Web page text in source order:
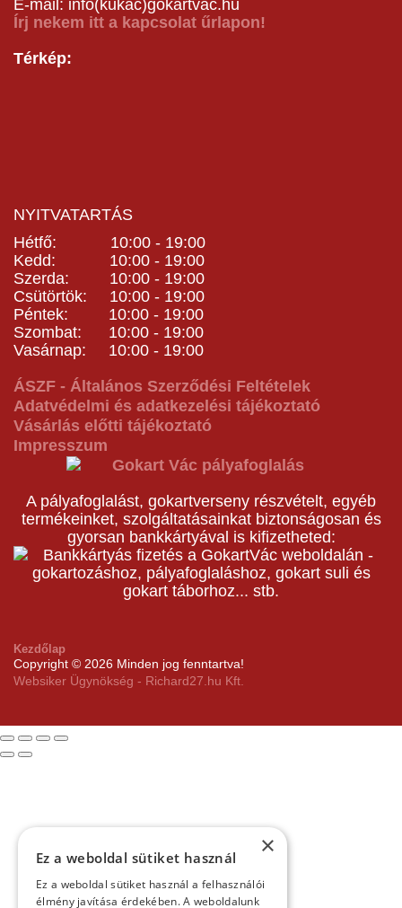
E-mail: info(kukac)gokartvac.hu
Írj nekem itt a kapcsolat űrlapon!
Térkép:
NYITVATARTÁS
Hétfő: 10:00 - 19:00
Kedd: 10:00 - 19:00
Szerda: 10:00 - 19:00
Csütörtök: 10:00 - 19:00
Péntek: 10:00 - 19:00
Szombat: 10:00 - 19:00
Vasárnap: 10:00 - 19:00
ÁSZF - Általános Szerződési Feltételek
Adatvédelmi és adatkezelési tájékoztató
Vásárlás előtti tájékoztató
Impresszum
A pályafoglalást, gokartverseny részvételt, egyéb
termékeinket, szolgáltatásainkat biztonságosan és
gyorsan bankkártyával is kifizetheted:
Kezdőlap
Copyright © 2026 Minden jog fenntartva!
Websiker Ügynökség - Richard27.hu Kft.
×
Ez a weboldal sütiket használ
Ez a weboldal sütiket használ a felhasználói
élmény javítása érdekében. A weboldalunk